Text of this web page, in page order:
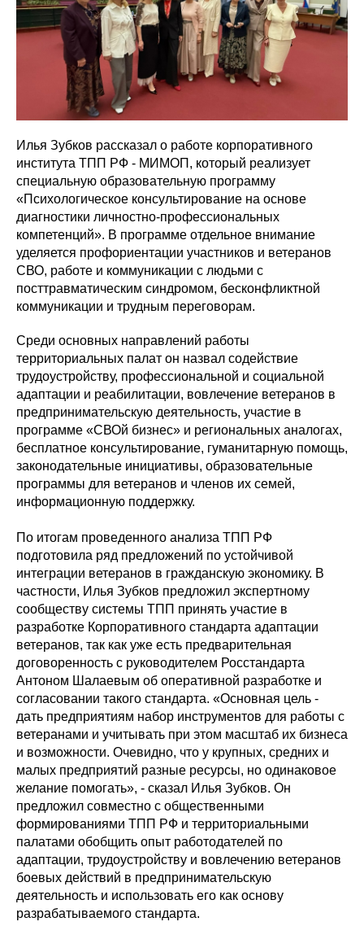
Илья Зубков рассказал о работе корпоративного
института ТПП РФ - МИМОП, который реализует
специальную образовательную программу
«Психологическое консультирование на основе
диагностики личностно-профессиональных
компетенций». В программе отдельное внимание
уделяется профориентации участников и ветеранов
СВО, работе и коммуникации с людьми с
посттравматическим синдромом, бесконфликтной
коммуникации и трудным переговорам.
Среди основных направлений работы
территориальных палат он назвал содействие
трудоустройству, профессиональной и социальной
адаптации и реабилитации, вовлечение ветеранов в
предпринимательскую деятельность, участие в
программе «СВОй бизнес» и региональных аналогах,
бесплатное консультирование, гуманитарную помощь,
законодательные инициативы, образовательные
программы для ветеранов и членов их семей,
информационную поддержку.
По итогам проведенного анализа ТПП РФ
подготовила ряд предложений по устойчивой
интеграции ветеранов в гражданскую экономику. В
частности, Илья Зубков предложил экспертному
сообществу системы ТПП принять участие в
разработке Корпоративного стандарта адаптации
ветеранов, так как уже есть предварительная
договоренность с руководителем Росстандарта
Антоном Шалаевым об оперативной разработке и
согласовании такого стандарта. «Основная цель -
дать предприятиям набор инструментов для работы с
ветеранами и учитывать при этом масштаб их бизнеса
и возможности. Очевидно, что у крупных, средних и
малых предприятий разные ресурсы, но одинаковое
желание помогать», - сказал Илья Зубков. Он
предложил совместно с общественными
формированиями ТПП РФ и территориальными
палатами обобщить опыт работодателей по
адаптации, трудоустройству и вовлечению ветеранов
боевых действий в предпринимательскую
деятельность и использовать его как основу
разрабатываемого стандарта.